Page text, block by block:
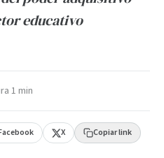
educativo
1 min
X Copiar link